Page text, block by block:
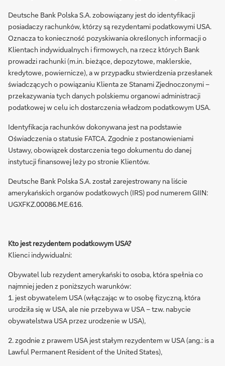
Deutsche Bank Polska S.A. zobowiązany jest do identyfikacji
posiadaczy rachunków, którzy są rezydentami podatkowymi USA.
Oznacza to konieczność pozyskiwania określonych informacji o
Klientach indywidualnych i firmowych, na rzecz których Bank
prowadzi rachunki (m.in. bieżące, depozytowe, maklerskie,
kredytowe, powiernicze), a w przypadku stwierdzenia przesłanek
świadczących o powiązaniu Klienta ze Stanami Zjednoczonymi –
przekazywania tych danych polskiemu organowi administracji
podatkowej w celu ich dostarczenia władzom podatkowym USA.
Identyfikacja rachunków dokonywana jest na podstawie
Oświadczenia o statusie FATCA. Zgodnie z postanowieniami
Ustawy, obowiązek dostarczenia tego dokumentu do danej
instytucji finansowej leży po stronie Klientów.
Deutsche Bank Polska S.A. został zarejestrowany na liście
amerykańskich organów podatkowych (IRS) pod numerem GIIN:
UGXFKZ.00086.ME.616.
Kto jest rezydentem podatkowym USA?
Klienci indywidualni:
Obywatel lub rezydent amerykański to osoba, która spełnia co
najmniej jeden z poniższych warunków:
1. jest obywatelem USA (włączając w to osobę fizyczną, która
urodziła się w USA, ale nie przebywa w USA – tzw. nabycie
obywatelstwa USA przez urodzenie w USA),
2. zgodnie z prawem USA jest stałym rezydentem w USA (ang.: is a
Lawful Permanent Resident of the United States),